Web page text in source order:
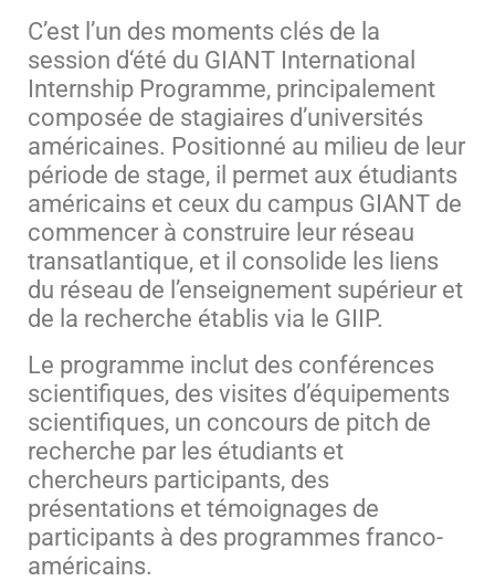
C’est l’un des moments clés de la
session d‘été du GIANT International
Internship Programme, principalement
composée de stagiaires d’universités
américaines. Positionné au milieu de leur
période de stage, il permet aux étudiants
américains et ceux du campus GIANT de
commencer à construire leur réseau
transatlantique, et il consolide les liens
du réseau de l’enseignement supérieur et
de la recherche établis via le GIIP.
Le programme inclut des conférences
scientifiques, des visites d’équipements
scientifiques, un concours de pitch de
recherche par les étudiants et
chercheurs participants, des
présentations et témoignages de
participants à des programmes franco-
américains.